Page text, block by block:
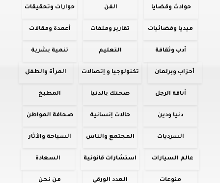
حوادث وقضايا الفن حوارات وتحقيقات
ميديا وفضائيات تقارير وملفات أعمدة ومقالات
أدب وثقافة التعليم تنمية بشرية
أحزاب وبرلمان تكنولوجيا و إتصالات المرأة والطفل
أناقة الرجل صحتك بالدنيا المطبخ
دنيا ودين حالات إنسانية صحافة المواطن
السرديات المجتمع والناس السياحة والأثار
عالم السيارات استشارات قانونية السعادة
منوعات العدد الورقي من نحن